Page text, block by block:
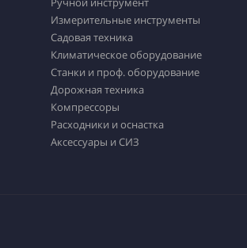
Измерительные инструменты
Садовая техника
Климатическое оборудование
Станки и проф. оборудование
Дорожная техника
Компрессоры
Расходники и оснастка
Аксессуары и СИЗ